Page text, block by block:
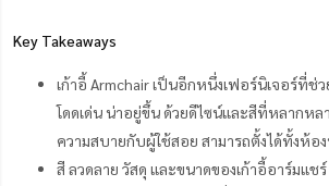
Key Takeaways
เก้าอี้ Armchair เป็นอีกหนึ่งเฟอร์นิเจอร์ที่ช่
โดดเด่น น่าอยู่ขึ้น ด้วยดีไซน์และสีที่หลากหล
ความสบายกับผู้ใช้สอย สามารถตั้งได้ทั้งห้อ
สี ลวดลาย วัสดุ และขนาดของเก้าอี้อาร์มแช